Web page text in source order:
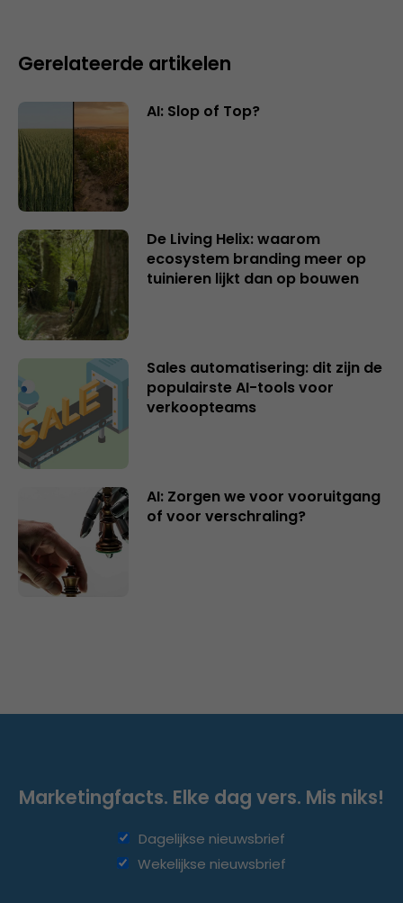
Gerelateerde artikelen
AI: Slop of Top?
De Living Helix: waarom
ecosystem branding meer op
tuinieren lijkt dan op bouwen
Sales automatisering: dit zijn de
populairste AI-tools voor
verkoopteams
AI: Zorgen we voor vooruitgang
of voor verschraling?
Marketingfacts. Elke dag vers. Mis niks!
Dagelijkse nieuwsbrief
Wekelijkse nieuwsbrief